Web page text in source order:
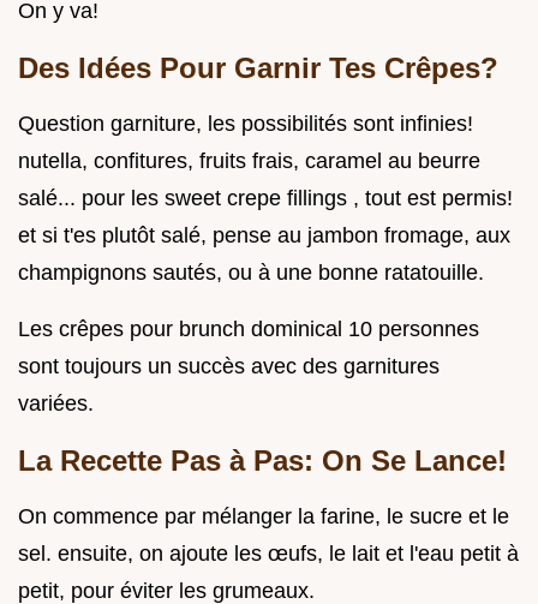
On y va!
Des Idées Pour Garnir Tes Crêpes?
Question garniture, les possibilités sont infinies!
nutella, confitures, fruits frais, caramel au beurre
salé... pour les sweet crepe fillings , tout est permis!
et si t'es plutôt salé, pense au jambon fromage, aux
champignons sautés, ou à une bonne ratatouille.
Les crêpes pour brunch dominical 10 personnes
sont toujours un succès avec des garnitures
variées.
La Recette Pas à Pas: On Se Lance!
On commence par mélanger la farine, le sucre et le
sel. ensuite, on ajoute les œufs, le lait et l'eau petit à
petit, pour éviter les grumeaux.